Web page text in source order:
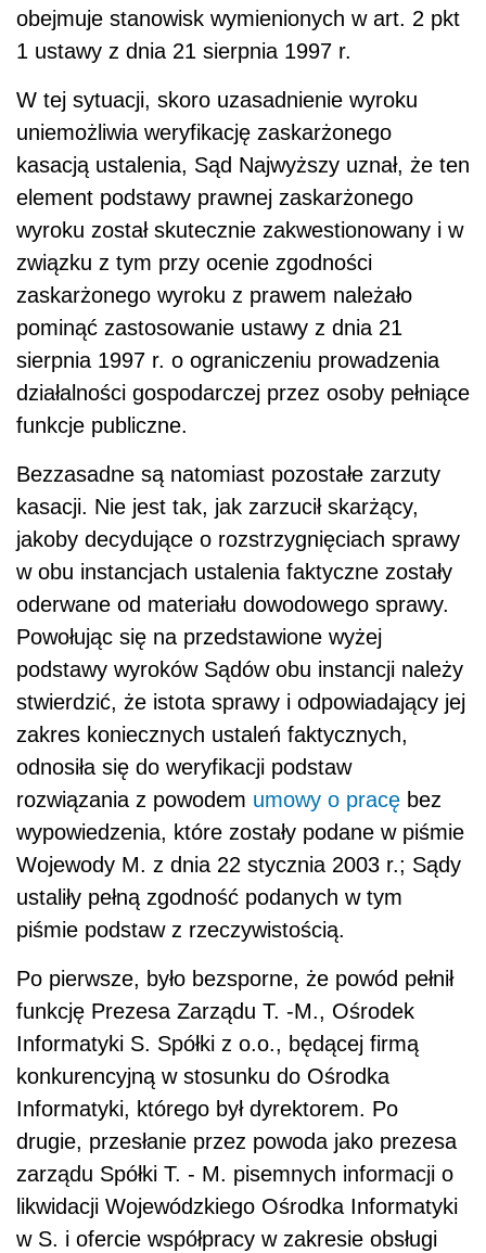
obejmuje stanowisk wymienionych w art. 2 pkt
1 ustawy z dnia 21 sierpnia 1997 r.
W tej sytuacji, skoro uzasadnienie wyroku
uniemożliwia weryfikację zaskarżonego
kasacją ustalenia, Sąd Najwyższy uznał, że ten
element podstawy prawnej zaskarżonego
wyroku został skutecznie zakwestionowany i w
związku z tym przy ocenie zgodności
zaskarżonego wyroku z prawem należało
pominąć zastosowanie ustawy z dnia 21
sierpnia 1997 r. o ograniczeniu prowadzenia
działalności gospodarczej przez osoby pełniące
funkcje publiczne.
Bezzasadne są natomiast pozostałe zarzuty
kasacji. Nie jest tak, jak zarzucił skarżący,
jakoby decydujące o rozstrzygnięciach sprawy
w obu instancjach ustalenia faktyczne zostały
oderwane od materiału dowodowego sprawy.
Powołując się na przedstawione wyżej
podstawy wyroków Sądów obu instancji należy
stwierdzić, że istota sprawy i odpowiadający jej
zakres koniecznych ustaleń faktycznych,
odnosiła się do weryfikacji podstaw
rozwiązania z powodem umowy o pracę bez
wypowiedzenia, które zostały podane w piśmie
Wojewody M. z dnia 22 stycznia 2003 r.; Sądy
ustaliły pełną zgodność podanych w tym
piśmie podstaw z rzeczywistością.
Po pierwsze, było bezsporne, że powód pełnił
funkcję Prezesa Zarządu T. -M., Ośrodek
Informatyki S. Spółki z o.o., będącej firmą
konkurencyjną w stosunku do Ośrodka
Informatyki, którego był dyrektorem. Po
drugie, przesłanie przez powoda jako prezesa
zarządu Spółki T. - M. pisemnych informacji o
likwidacji Wojewódzkiego Ośrodka Informatyki
w S. i ofercie współpracy w zakresie obsługi